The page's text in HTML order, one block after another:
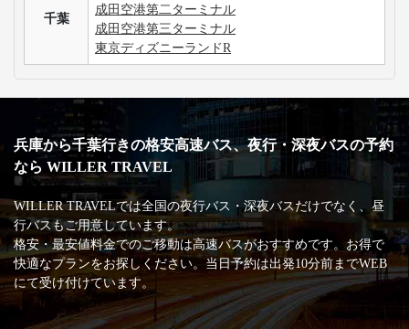
千葉
成田空港第二ターミナル
成田空港第三ターミナル
東京ディズニーランドR
兵庫から千葉行きの格安高速バス、夜行・深夜バスの予約
なら WILLER TRAVEL
WILLER TRAVELでは全国の夜行バス・深夜バスだけでなく、昼
行バスもご用意しています。
格安・最安値料金でのご移動は高速バスがおすすめです。お得で
快適なプランをお探しください。当日予約は出発10分前までWEB
にて受け付けています。